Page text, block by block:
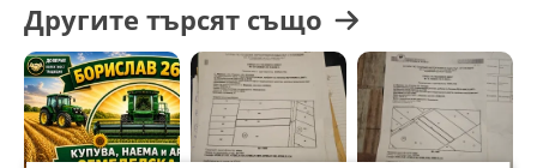
Другите търсят също